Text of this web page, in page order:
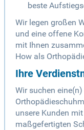
beste
Wir legen großen
und eine offene
mit Ihnen
How als
Ihre
Wir suchen
unsere Kunden
maßgefertigten